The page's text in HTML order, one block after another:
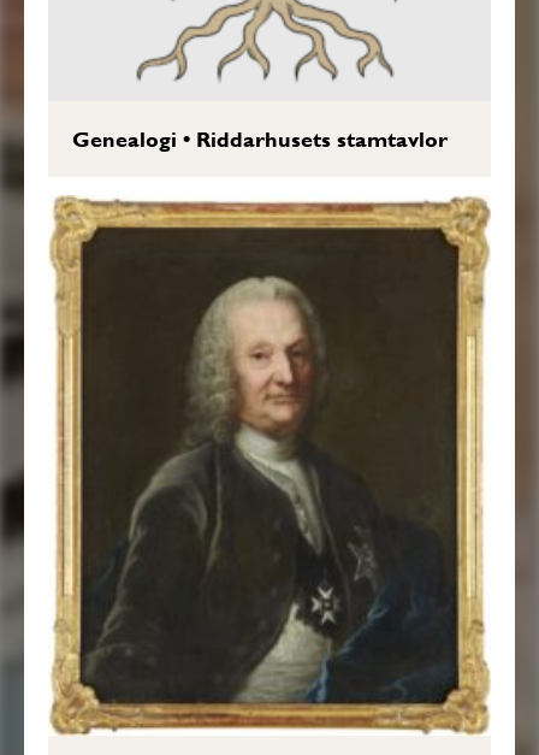
Genealogi • Riddarhusets stamtavlor